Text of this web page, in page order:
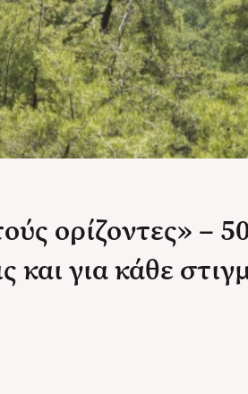
ορίζοντες» –
και για κάθε